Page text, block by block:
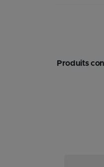
Produits